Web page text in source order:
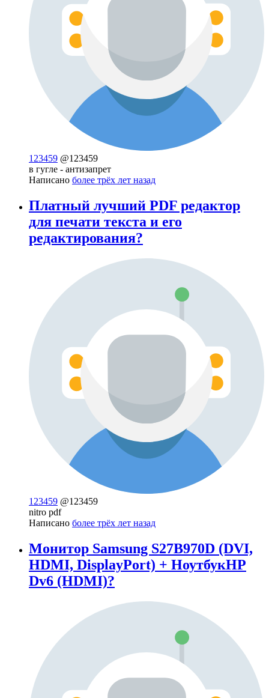
123459 @123459
в гугле - антизапрет
Написано более трёх лет назад
Платный лучший PDF редактор
для печати текста и его
редактирования?
123459 @123459
nitro pdf
Написано более трёх лет назад
Монитор Samsung S27B970D (DVI,
HDMI, DisplayPort) + НоутбукHP
Dv6 (HDMI)?